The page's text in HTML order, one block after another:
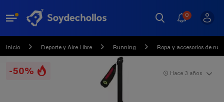
0
Inicio Deporte y Aire Libre Running Ropa y accesorios de
-50% Hace 3 años